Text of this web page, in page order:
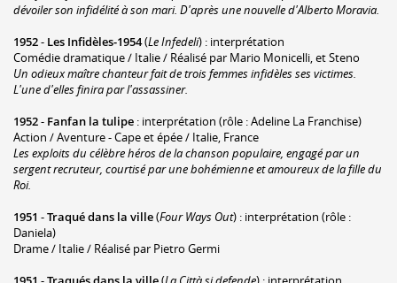
dévoiler son infidélité à son mari. D'après une nouvelle d'Alberto Moravia.
1952- Les Infidèles-1954(Le Infedeli) : interprétation
Comédie dramatique / Italie / Réalisé par Mario Monicelli, et Steno
Un odieux maître chanteur fait de trois femmes infidèles ses victimes.
L'une d'elles finira par l'assassiner.
1952- Fanfan la tulipe : interprétation (rôle : Adeline La Franchise)
Action / Aventure - Cape et épée / Italie, France
Les exploits du célèbre héros de la chanson populaire, engagé par un
sergent recruteur, courtisé par une bohémienne et amoureux de la fille du
Roi.
1951 -Traqué dans la ville(Four Ways Out) : interprétation (rôle :
Daniela)
Drame / Italie / Réalisé par Pietro Germi